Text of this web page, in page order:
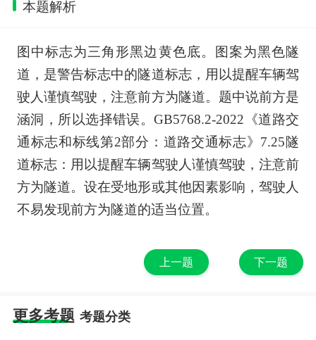
本题解析
图中标志为三角形黑边黄色底。图案为黑色隧
道，是警告标志中的隧道标志，用以提醒车辆驾
驶人谨慎驾驶，注意前方为隧道。题中说前方是
涵洞，所以选择错误。GB5768.2-2022《道路交
通标志和标线第2部分：道路交通标志》7.25隧
道标志：用以提醒车辆驾驶人谨慎驾驶，注意前
方为隧道。设在受地形或其他因素影响，驾驶人
不易发现前方为隧道的适当位置。
上一题 下一题
更多考题 考题分类